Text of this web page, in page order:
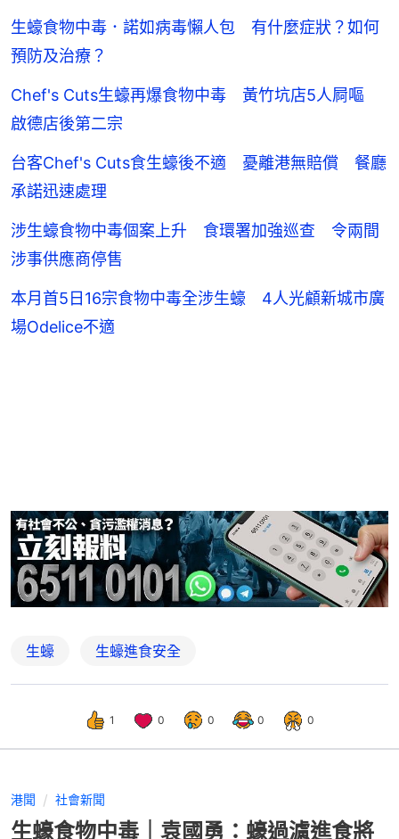
生蠔食物中毒．諾如病毒懶人包 有什麼症狀？如何
預防及治療？
Chef's Cuts生蠔再爆食物中毒 黃竹坑店5人屙嘔
啟德店後第二宗
台客Chef's Cuts食生蠔後不適 憂離港無賠償 餐廳
承諾迅速處理
涉生蠔食物中毒個案上升 食環署加強巡查 令兩間
涉事供應商停售
本月首5日16宗食物中毒全涉生蠔 4人光顧新城市廣
場Odelice不適
生蠔 生蠔進食安全
1 0 0 0 0
港聞 社會新聞
生蠔食物中毒｜袁國勇：蠔過濾進食將